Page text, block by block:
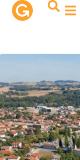
principal